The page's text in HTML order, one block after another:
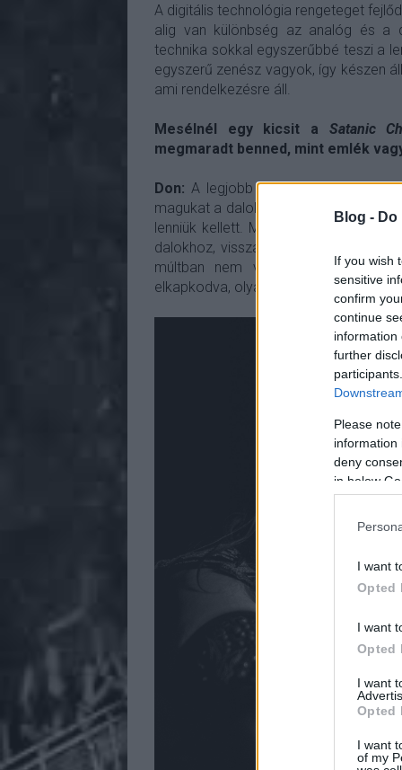
Blog -
If you wish
sensitive
confirm
continue
information
further
Please
information
deny
in below
I want
Opted
I want
Opted
I want
Opted
I want
of my
A digitális technológia rengeteget
alig van különbség az analóg és a
technika sokkal egyszerűbbé teszi a
egyszerű zenész vagyok, így készen
ami rendelkezésre áll.
Mesélnél egy kicsit a Satanic
megmaradt benned, mint emlék
Don: A legjobb a Satanic Chaos
magukat a dalok, addig formáltuk
lenniük kellett. Mivel szabad
dalokhoz, vissza tudtuk azokat
múltban nem volt lehetőségünk
elkapkodva, olyanra alakítottuk a